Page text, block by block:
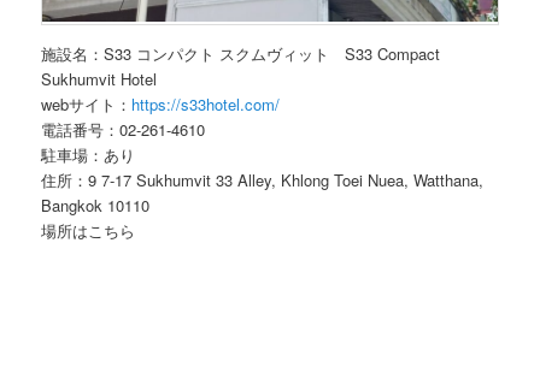
施設名：S33 コンパクト スクムヴィット S33 Compact
Sukhumvit Hotel
webサイト： https://s33hotel.com/
電話番号：02-261-4610
駐車場：あり
住所：9 7-17 Sukhumvit 33 Alley, Khlong Toei Nuea, Watthana,
Bangkok 10110
場所はこちら